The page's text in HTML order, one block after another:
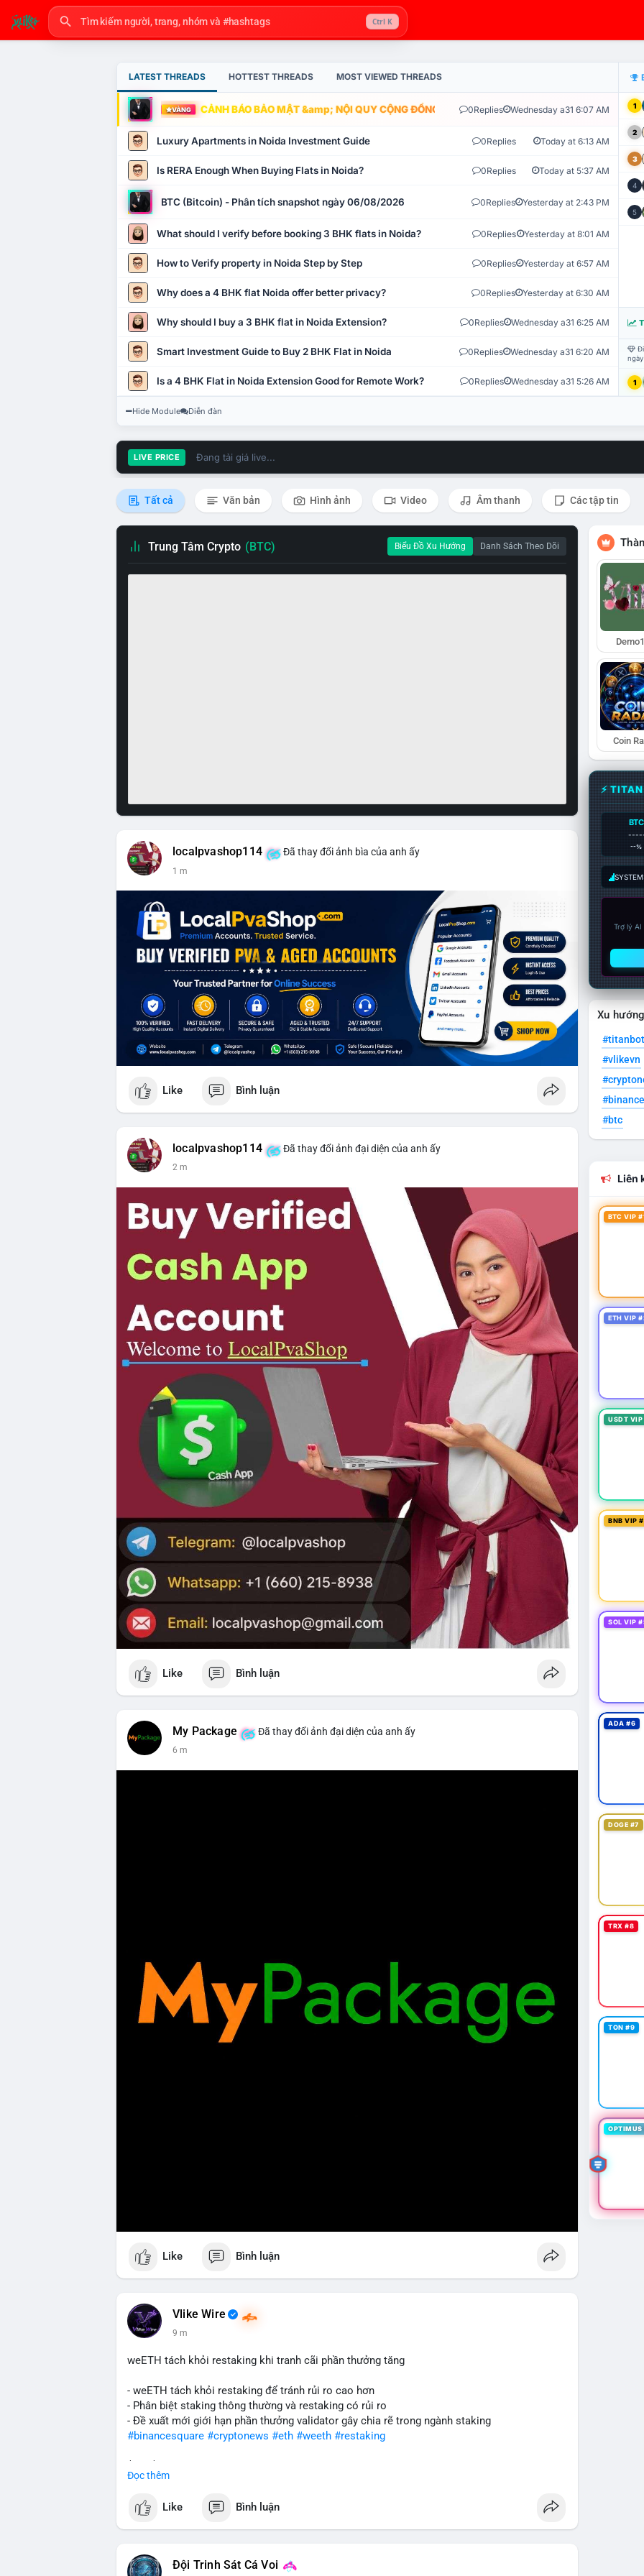
Ctrl K
LATEST THREADS HOTTEST THREADS MOST VIEWED THREADS
VÀNG CẢNH BÁO BẢO MẬT &amp; NỘI QUY CỘNG ĐỒNG VLIKE.VN: HỆ THỐNG GIÁM SÁT TỰ
0Replies Wednesday a31 6:07 AM
Luxury Apartments in Noida Investment Guide 0Replies Today at 6:13 AM
Is RERA Enough When Buying Flats in Noida? 0Replies Today at 5:37 AM
BTC (Bitcoin) - Phân tích snapshot ngày 06/08/2026 0Replies Yesterday at 2:43 PM
What should I verify before booking 3 BHK flats in Noida? 0Replies Yesterday at 8:01 AM
How to Verify property in Noida Step by Step 0Replies Yesterday at 6:57 AM
Why does a 4 BHK flat Noida offer better privacy? 0Replies Yesterday at 6:30 AM
Why should I buy a 3 BHK flat in Noida Extension? 0Replies Wednesday a31 6:25 AM
Smart Investment Guide to Buy 2 BHK Flat in Noida 0Replies Wednesday a31 6:20 AM
Is a 4 BHK Flat in Noida Extension Good for Remote Work? 0Replies Wednesday a31 5:26 AM
1
2
3
4
5
1
Hide Module Diễn đàn
LIVE PRICE Đang tải giá live...
Tất cả Văn bản Hình ảnh Video Âm thanh Các tập tin
Trung Tâm Crypto (BTC) Biểu Đồ Xu Hướng Danh Sách Theo Dõi
localpvashop114 Đã thay đổi ảnh bìa của anh ấy
2 m
Like Bình luận
localpvashop114 Đã thay đổi ảnh đại diện của anh ấy
2 m
Like Bình luận
My Package Đã thay đổi ảnh đại diện của anh ấy
6 m
Like Bình luận
Vlike Wire
9 m
weETH tách khỏi restaking khi tranh cãi phần thưởng tăng
- weETH tách khỏi restaking để tránh rủi ro cao hơn
- Phân biệt staking thông thường và restaking có rủi ro
- Đề xuất mới giới hạn phần thưởng validator gây chia rẽ trong ngành staking
#binancesquare #cryptonews #eth #weeth #restaking
📰 Nguồn: CoinDesk
Đọc thêm
Like Bình luận
Đội Trinh Sát Cá Voi
Coin
⚡
BTC
--%
Trợ lý
Xu
#titanbot
#vlikevn
#btc
Liên
BTC VIP
ETH VIP
USDT
BNB VIP
SOL VIP
ADA #6
DOGE #7
TRX #8
TON #9
OPTIMUS